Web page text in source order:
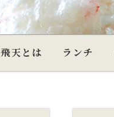
飛天とは ランチ